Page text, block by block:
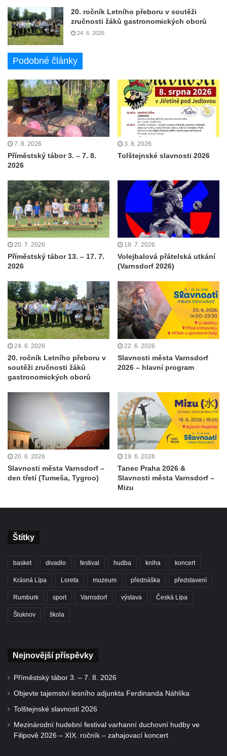
20. ročník Letního přeboru v soutěži
zručnosti žáků gastronomických oborů
24. 6. 2026
Podobné články
7. 8. 2026
Příměstský tábor 3. – 7. 8.
2026
3. 8. 2026
Tolštejnské slavnosti 2026
20. 7. 2026
Příměstský tábor 13. – 17. 7.
2026
18. 7. 2026
Volejbalová přátelská utkání
(Varnsdorf 2026)
24. 6. 2026
20. ročník Letního přeboru v
soutěži zručnosti žáků
gastronomických oborů
22. 6. 2026
Slavnosti města Varnsdorf
2026 – hlavní program
20. 6. 2026
Slavnosti města Varnsdorf –
den třetí (Tumeša, Tygroo)
19. 6. 2026
Tanec Praha 2026 &
Slavnosti města Varnsdorf –
Mizu
Štítky
basket divadlo festival hudba kniha koncert
Krásná Lípa Loreta muzeum přednáška představení
Rumburk sport Varnsdorf výstava Česká Lípa
Šluknov škola
Nejnovější příspěvky
Příměstský tábor 3. – 7. 8. 2026
Objevte tajemství lesního adjunkta Ferdinanda Náhlíka
Tolštejnské slavnosti 2026
Mezinárodní hudební festival varhanní duchovní hudby ve
Filipově 2026 – XIX. ročník – zahajovací koncert